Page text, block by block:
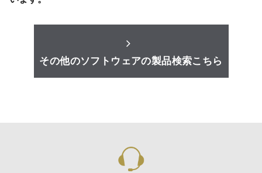
その他のソフトウェアの製品検索こちら